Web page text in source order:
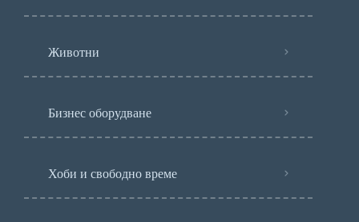
Животни
Бизнес оборудване
Хоби и свободно време